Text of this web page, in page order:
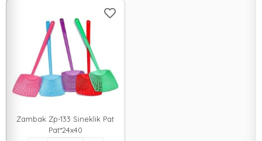
Zambak Zp-133 Sineklik Pat
Pat*24x40